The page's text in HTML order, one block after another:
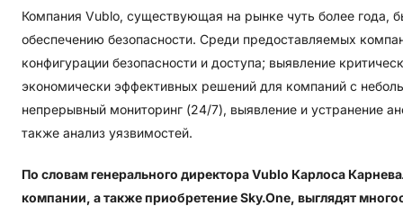
Компания Vublo, существующая на рынке чуть более года,
обеспечению безопасности. Среди предоставляемых
конфигурации безопасности и доступа; выявление
экономически эффективных решений для компаний с
непрерывный мониторинг (24/7), выявление и устранение
также анализ уязвимостей.
По словам генерального директора Vublo Карлоса
компании, а также приобретение Sky.One, выглядят